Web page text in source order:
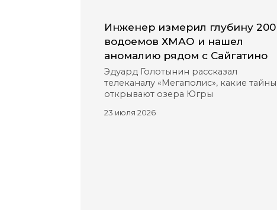
Инженер измерил глубину 200
водоемов ХМАО и нашел
аномалию рядом с Сайгатино
Эдуард Голотынин рассказал
телеканалу «Мегаполис», какие тайны
открывают озера Югры
23 июля 2026